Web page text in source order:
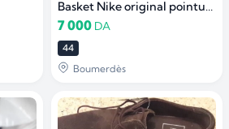
Basket Nike original pointure 44.5
7 000 DA
44
Boumerdès